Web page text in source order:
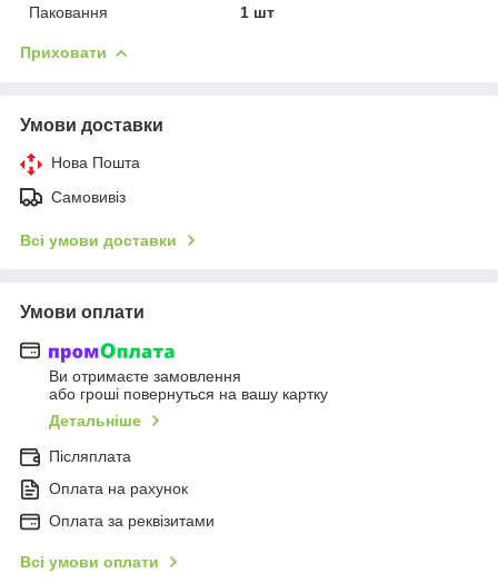
Паковання 1 шт
Приховати
Умови доставки
Нова Пошта
Самовивіз
Всі умови доставки
Умови оплати
Ви отримаєте замовлення
або гроші повернуться на вашу картку
Детальніше
Післяплата
Оплата на рахунок
Оплата за реквізитами
Всі умови оплати